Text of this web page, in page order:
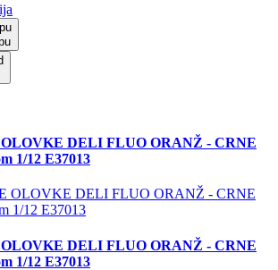
DELI FLUO ORANŽ - CRNE
1/12 E37013
DELI FLUO ORANŽ - CRNE
1/12 E37013